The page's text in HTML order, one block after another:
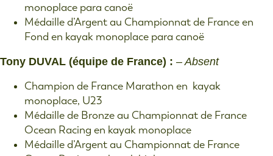
monoplace para canoë
Médaille d’Argent au Championnat de France en
Fond en kayak monoplace para canoë
Tony DUVAL (équipe de France) : – Absent
Champion de France Marathon en kayak
monoplace, U23
Médaille de Bronze au Championnat de France
Ocean Racing en kayak monoplace
Médaille d’Argent au Championnat de France